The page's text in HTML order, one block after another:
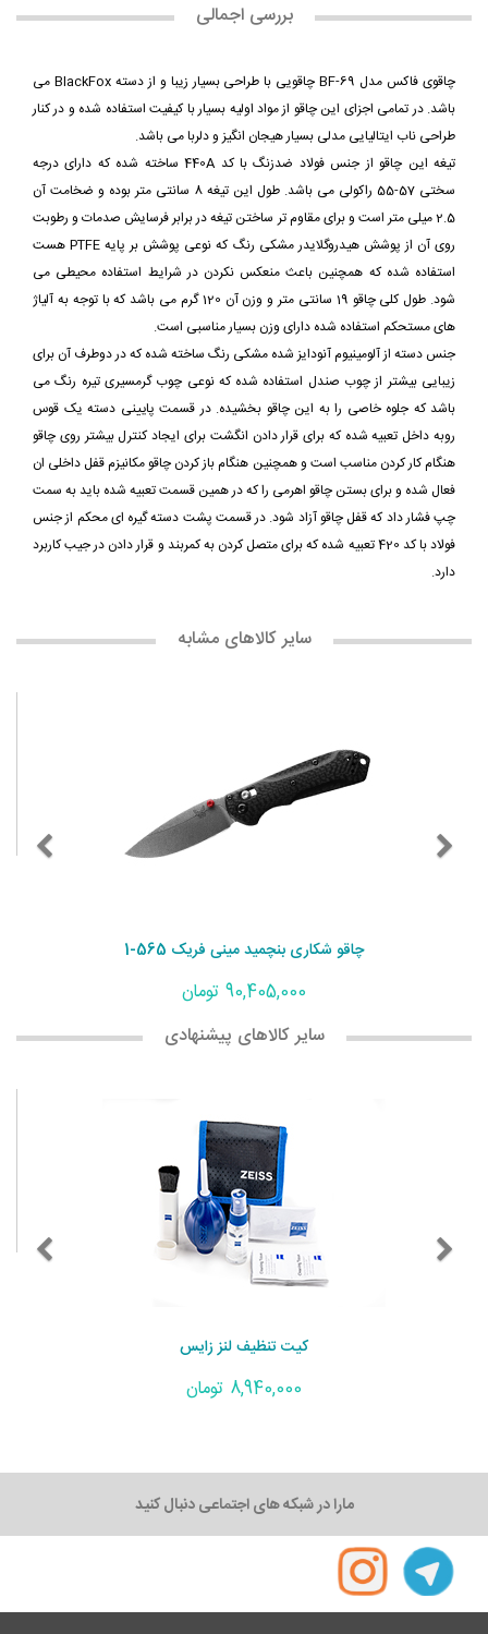
بررسی اجمالی
چاقوی فاکس مدل BF-69 چاقویی با طراحی بسیار زیبا و از دسته BlackFox می
باشد. در تمامی اجزای این چاقو از مواد اولیه بسیار با کیفیت استفاده شده و در کنار
طراحی ناب ایتالیایی مدلی بسیار هیجان انگیز و دلربا می باشد.
تیغه این چاقو از جنس فولاد ضدزنگ با کد 440A ساخته شده که دارای درجه
سختی 57-55 راکولی می باشد. طول این تیغه 8 سانتی متر بوده و ضخامت آن
2.5 میلی متر است و برای مقاوم تر ساختن تیغه در برابر فرسایش صدمات و رطوبت
روی آن از پوشش هیدروگلایدر مشکی رنگ که نوعی پوشش بر پایه PTFE هست
استفاده شده که همچنین باعث منعکس نکردن در شرایط استفاده محیطی می
شود. طول کلی چاقو 19 سانتی متر و وزن آن 120 گرم می باشد که با توجه به آلیاژ
های مستحکم استفاده شده دارای وزن بسیار مناسبی است.
جنس دسته از آلومینیوم آنودایز شده مشکی رنگ ساخته شده که در دوطرف آن برای
زیبایی بیشتر از چوب صندل استفاده شده که نوعی چوب گرمسیری تیره رنگ می
باشد که جلوه خاصی را به این چاقو بخشیده. در قسمت پایینی دسته یک قوس
روبه داخل تعبیه شده که برای قرار دادن انگشت برای ایجاد کنترل بیشتر روی چاقو
هنگام کار کردن مناسب است و همچنین هنگام باز کردن چاقو مکانیزم قفل داخلی ان
فعال شده و برای بستن چاقو اهرمی را که در همین قسمت تعبیه شده باید به سمت
چپ فشار داد که قفل چاقو آزاد شود. در قسمت پشت دسته گیره ای محکم از جنس
فولاد با کد 420 تعبیه شده که برای متصل کردن به کمربند و قرار دادن در جیب کاربرد
دارد.
سایر کالاهای مشابه
چاقو شکاری بنچمید مینی فریک 565-1
90,405,000 تومان
سایر کالاهای پیشنهادی
کیت تنظیف لنز زایس
8,940,000 تومان
مارا در شبکه های اجتماعی دنبال کنید